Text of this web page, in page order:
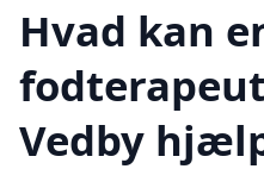
Hvad kan
Vedby